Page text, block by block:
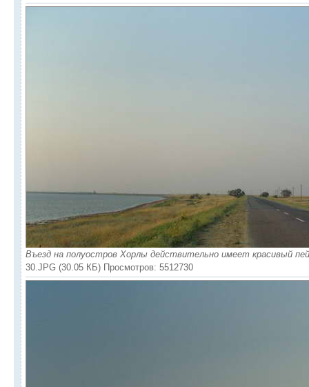
Въезд на полуостров Хорлы действительно имеет красивый
30.JPG (30.05 КБ) Просмотров: 5512730